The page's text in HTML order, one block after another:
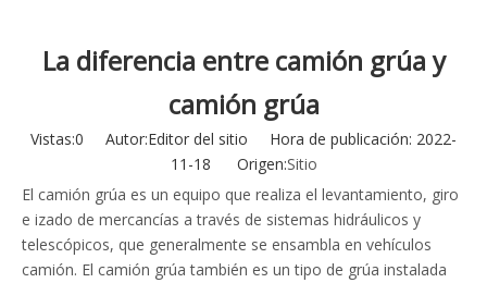
La diferencia entre camión grúa y
camión grúa
Vistas:0 Autor:Editor del sitio Hora de publicación: 2022-
11-18 Origen:Sitio
El camión grúa es un equipo que realiza el levantamiento, giro
e izado de mercancías a través de sistemas hidráulicos y
telescópicos, que generalmente se ensambla en vehículos
camión. El camión grúa también es un tipo de grúa instalada